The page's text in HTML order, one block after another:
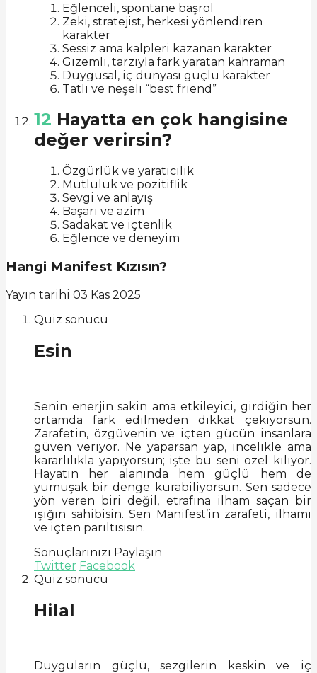
Eğlenceli, spontane başrol
Zeki, stratejist, herkesi yönlendiren
karakter
Sessiz ama kalpleri kazanan karakter
Gizemli, tarzıyla fark yaratan kahraman
Duygusal, iç dünyası güçlü karakter
Tatlı ve neşeli “best friend”
12 Hayatta en çok hangisine
değer verirsin?
Özgürlük ve yaratıcılık
Mutluluk ve pozitiflik
Sevgi ve anlayış
Başarı ve azim
Sadakat ve içtenlik
Eğlence ve deneyim
Hangi Manifest Kızısın?
Yayın tarihi 03 Kas 2025
Quiz sonucu
Esin
Senin enerjin sakin ama etkileyici, girdiğin her
ortamda fark edilmeden dikkat çekiyorsun.
Zarafetin, özgüvenin ve içten gücün insanlara
güven veriyor. Ne yaparsan yap, incelikle ama
kararlılıkla yapıyorsun; işte bu seni özel kılıyor.
Hayatın her alanında hem güçlü hem de
yumuşak bir denge kurabiliyorsun. Sen sadece
yön veren biri değil, etrafına ilham saçan bir
ışığın sahibisin. Sen Manifest’in zarafeti, ilhamı
ve içten parıltısısın.
Sonuçlarınızı Paylaşın
Twitter Facebook
Quiz sonucu
Hilal
Duyguların güçlü, sezgilerin keskin ve iç